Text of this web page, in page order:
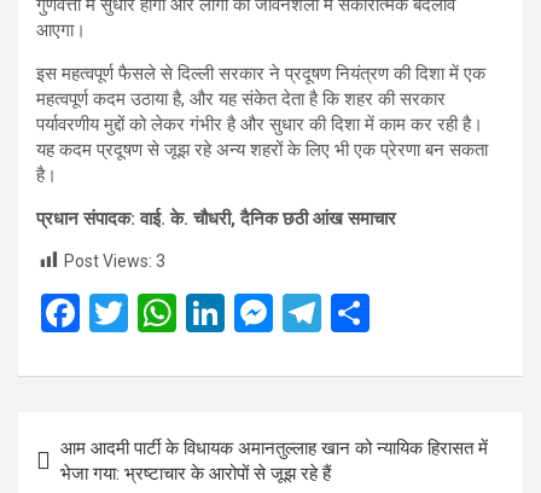
आएगा।
इस महत्वपूर्ण फैसले से दिल्ली सरकार ने प्रदूषण नियंत्रण की दिशा में एक
महत्वपूर्ण कदम उठाया है, और यह संकेत देता है कि शहर की सरकार
पर्यावरणीय मुद्दों को लेकर गंभीर है और सुधार की दिशा में काम कर रही है।
यह कदम प्रदूषण से जूझ रहे अन्य शहरों के लिए भी एक प्रेरणा बन सकता
है।
प्रधान संपादक: वाई. के. चौधरी, दैनिक छठी आंख समाचार
Post Views: 3
F
ce
o
T
tt
er
W
at
s
A
Li
ke
n
M
se
g
T
e
a
ar
e
navigation
आम आदमी पार्टी के विधायक अमानतुल्लाह खान को न्यायिक हिरासत में
भेजा गया: भ्रष्टाचार के आरोपों से जूझ रहे हैं